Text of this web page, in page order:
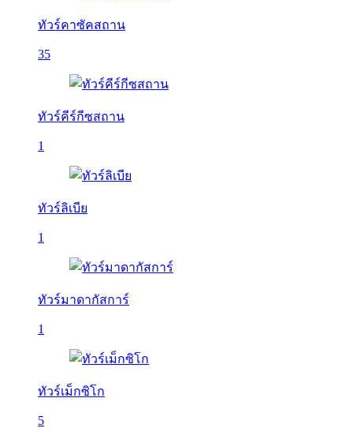
ทัวร์คาซัคสถาน
35
ทัวร์คีร์กีซสถาน
1
ทัวร์ลิเบีย
1
ทัวร์มาดากัสการ์
1
ทัวร์เม็กซิโก
5